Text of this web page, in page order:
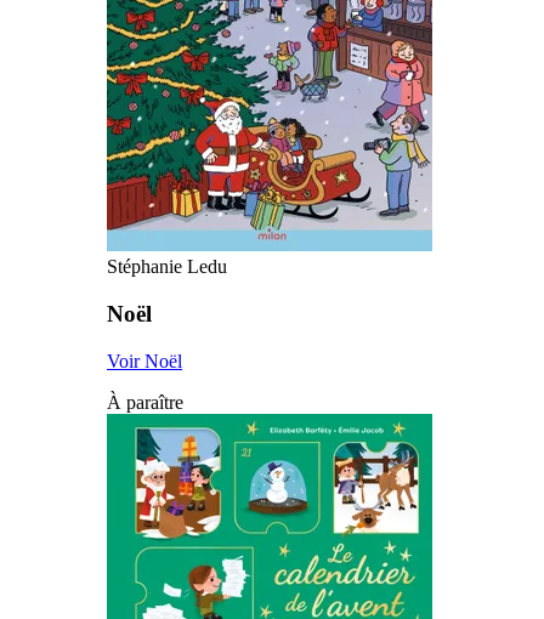
Stéphanie Ledu
Noël
Voir Noël
À paraître